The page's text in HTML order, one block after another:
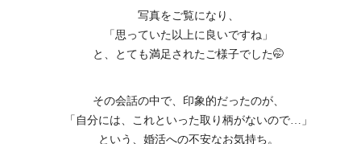
写真をご覧になり、
「思っていた以上に良いですね」
と、とても満足されたご様子でした🤭
その会話の中で、印象的だったのが、
「自分には、これといった取り柄がないので…」
という、婚活への不安なお気持ち。